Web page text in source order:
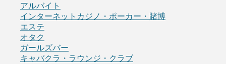
アルバイト
インターネットカジノ・ポーカー・賭博
エステ
オタク
ガールズバー
キャバクラ・ラウンジ・クラブ